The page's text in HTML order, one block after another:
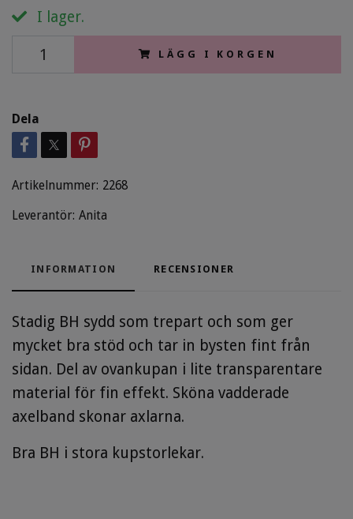
I lager.
LÄGG I KORGEN
Dela
Artikelnummer: 2268
Leverantör: Anita
INFORMATION RECENSIONER
Stadig BH sydd som trepart och som ger
mycket bra stöd och tar in bysten fint från
sidan. Del av ovankupan i lite transparentare
material för fin effekt. Sköna vadderade
axelband skonar axlarna.
Bra BH i stora kupstorlekar.